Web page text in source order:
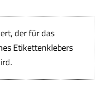
der für das
Etikettenklebers